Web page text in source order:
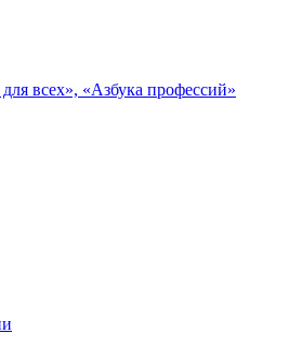
всех», «Азбука профессий»